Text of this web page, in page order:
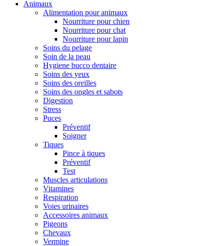
Animaux
Alimentation pour animaux
Nourriture pour chien
Nourriture pour chat
Nourriture pour lapin
Soins du pelage
Soin de la peau
Hygiene bucco dentaire
Soins des yeux
Soins des oreilles
Soins des ongles et sabots
Digestion
Stress
Puces
Préventif
Soigner
Tiques
Pince à tiques
Préventif
Test
Muscles articulations
Vitamines
Respiration
Voies urinaires
Accessoires animaux
Pigeons
Chevaux
Vermine